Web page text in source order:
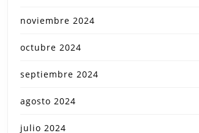
noviembre 2024
octubre 2024
septiembre 2024
agosto 2024
julio 2024